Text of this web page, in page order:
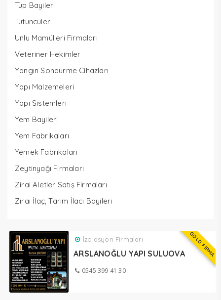
Tüp Bayileri
Tütüncüler
Unlu Mamülleri Firmaları
Veteriner Hekimler
Yangın Söndürme Cihazları
Yapı Malzemeleri
Yapı Sistemleri
Yem Bayileri
Yem Fabrikaları
Yemek Fabrikaları
Zeytinyağı Firmaları
Zirai Aletler Satış Firmaları
Zirai İlaç, Tarım İlacı Bayileri
GOLD FİRMA
İzolasyon Firmaları
ARSLANOĞLU YAPI SULUOVA
0545 399 41 30